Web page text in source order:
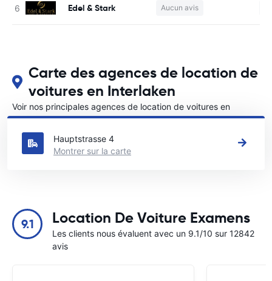
Edel & Stark Aucun avis
Carte des agences de location de
voitures en Interlaken
Voir nos principales agences de location de voitures en
Interlaken
Hauptstrasse 4
Montrer sur la carte
9.1 Location De Voiture Examens
Les clients nous évaluent avec un 9.1/10 sur 12842
avis